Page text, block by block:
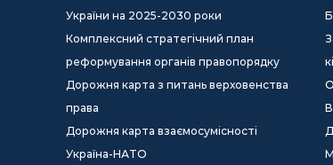
України на 2025-2030 роки
Комплексний стратегічний план
реформування органів правопорядку
Дорожня карта з питань верховенства
права
Дорожня карта взаємосумісності
Україна-НАТО